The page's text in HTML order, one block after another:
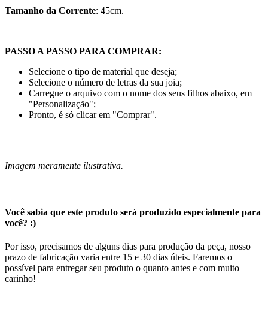
Tamanho da Corrente: 45cm.
PASSO A PASSO PARA COMPRAR:
Selecione o tipo de material que deseja;
Selecione o número de letras da sua joia;
Carregue o arquivo com o nome dos seus filhos abaixo, em
"Personalização";
Pronto, é só clicar em "Comprar".
Imagem meramente ilustrativa.
Você sabia que este produto será produzido especialmente para
você? :)
Por isso, precisamos de alguns dias para produção da peça, nosso
prazo de fabricação varia entre 15 e 30 dias úteis. Faremos o
possível para entregar seu produto o quanto antes e com muito
carinho!